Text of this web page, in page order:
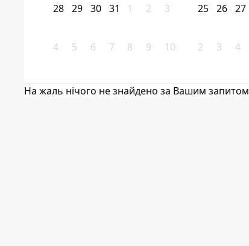
28 29 30 31 1 2 3
4 5 6 7 8 9 10
25 26 27
2 3 4
На жаль нічого не знайдено за Вашим запитом